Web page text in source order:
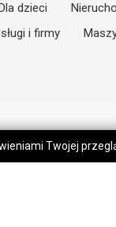
dzieci
i firmy
Twojej